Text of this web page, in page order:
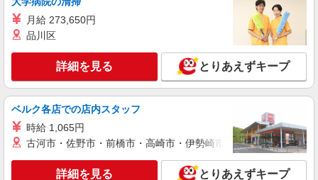
月給 273,650円
品川区
詳細を見る とりあえずキープ
ベルク各店での店内スタッフ
時給 1,065円
古河市・佐野市・前橋市・高崎市・伊勢崎市・太田市・館林市
詳細を見る とりあえずキープ